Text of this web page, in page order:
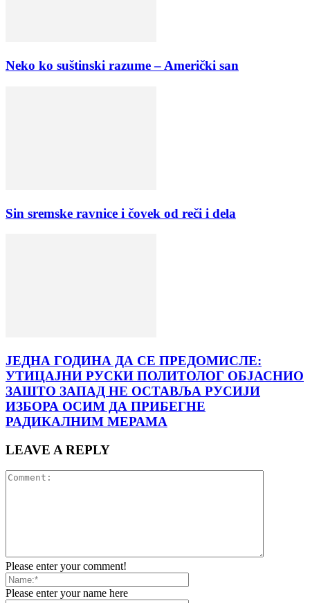
Neko ko suštinski razume – Američki san
Sin sremske ravnice i čovek od reči i dela
ЈЕДНА ГОДИНА ДА СЕ ПРЕДОМИСЛЕ:
УТИЦАЈНИ РУСКИ ПОЛИТОЛОГ ОБЈАСНИО
ЗАШТО ЗАПАД НЕ ОСТАВЉА РУСИЈИ
ИЗБОРА ОСИМ ДА ПРИБЕГНЕ
РАДИКАЛНИМ МЕРАМА
LEAVE A REPLY
Please enter your comment!
Please enter your name here